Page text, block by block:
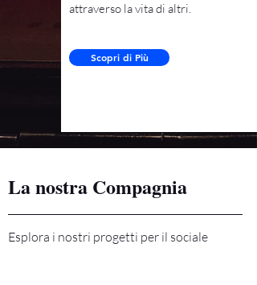
attraverso la vita di altri.
Scopri di Più
La nostra Compagnia
Esplora i nostri progetti per il sociale